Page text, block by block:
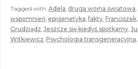
Tagged with: Adela, druga wojna światowa,
wspomnień, epigenetyka,fakty, Franciszek,
Grudziądz, Jeszcze się kiedyś spotkamy,
Witkiewicz, Psychologia transgeneracyjna,